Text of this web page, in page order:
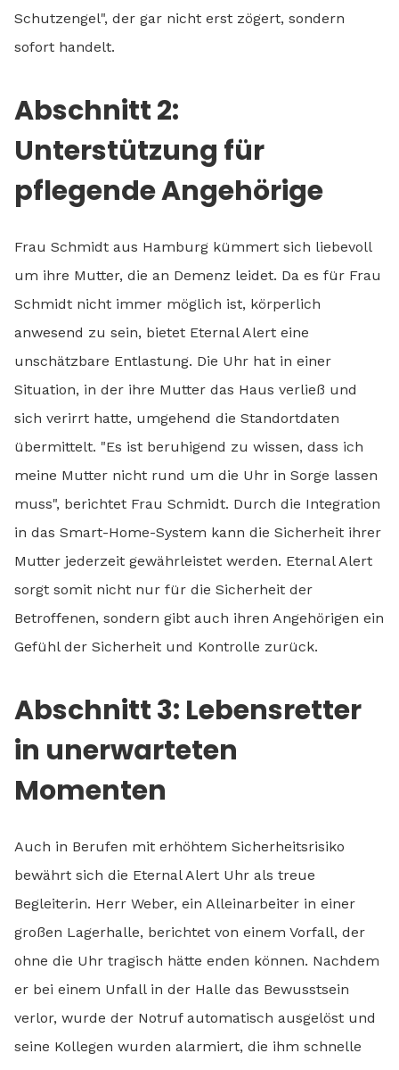
Schutzengel", der gar nicht erst zögert, sondern
sofort handelt.
Abschnitt 2:
Unterstützung für
pflegende Angehörige
Frau Schmidt aus Hamburg kümmert sich liebevoll
um ihre Mutter, die an Demenz leidet. Da es für Frau
Schmidt nicht immer möglich ist, körperlich
anwesend zu sein, bietet Eternal Alert eine
unschätzbare Entlastung. Die Uhr hat in einer
Situation, in der ihre Mutter das Haus verließ und
sich verirrt hatte, umgehend die Standortdaten
übermittelt. "Es ist beruhigend zu wissen, dass ich
meine Mutter nicht rund um die Uhr in Sorge lassen
muss", berichtet Frau Schmidt. Durch die Integration
in das Smart-Home-System kann die Sicherheit ihrer
Mutter jederzeit gewährleistet werden. Eternal Alert
sorgt somit nicht nur für die Sicherheit der
Betroffenen, sondern gibt auch ihren Angehörigen ein
Gefühl der Sicherheit und Kontrolle zurück.
Abschnitt 3: Lebensretter
in unerwarteten
Momenten
Auch in Berufen mit erhöhtem Sicherheitsrisiko
bewährt sich die Eternal Alert Uhr als treue
Begleiterin. Herr Weber, ein Alleinarbeiter in einer
großen Lagerhalle, berichtet von einem Vorfall, der
ohne die Uhr tragisch hätte enden können. Nachdem
er bei einem Unfall in der Halle das Bewusstsein
verlor, wurde der Notruf automatisch ausgelöst und
seine Kollegen wurden alarmiert, die ihm schnelle